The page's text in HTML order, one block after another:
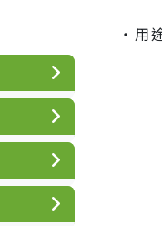
‧用